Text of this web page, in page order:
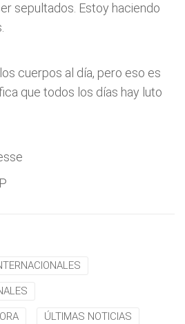
sepultados. Estoy haciendo
cuerpos al día, pero eso es
que todos los días hay luto
ÚLTIMAS NOTICIAS